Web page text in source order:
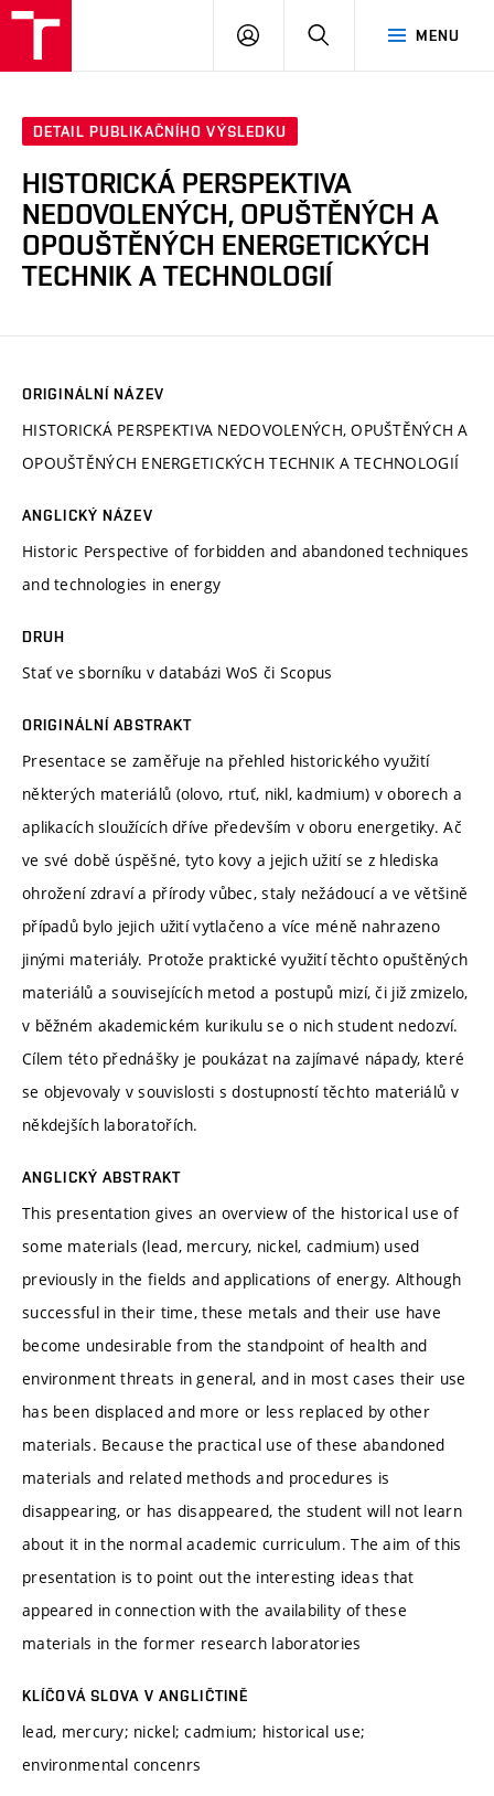
MENU
PŘIHLÁSIT
DETAIL PUBLIKAČNÍHO VÝSLEDKU
HISTORICKÁ PERSPEKTIVA
NEDOVOLENÝCH, OPUŠTĚNÝCH A
OPOUŠTĚNÝCH ENERGETICKÝCH
TECHNIK A TECHNOLOGIÍ
ORIGINÁLNÍ NÁZEV
HISTORICKÁ PERSPEKTIVA NEDOVOLENÝCH, OPUŠTĚNÝCH A
OPOUŠTĚNÝCH ENERGETICKÝCH TECHNIK A TECHNOLOGIÍ
ANGLICKÝ NÁZEV
Historic Perspective of forbidden and abandoned techniques
and technologies in energy
DRUH
Stať ve sborníku v databázi WoS či Scopus
ORIGINÁLNÍ ABSTRAKT
Presentace se zaměřuje na přehled historického využití
některých materiálů (olovo, rtuť, nikl, kadmium) v oborech a
aplikacích sloužících dříve především v oboru energetiky. Ač
ve své době úspěšné, tyto kovy a jejich užití se z hlediska
ohrožení zdraví a přírody vůbec, staly nežádoucí a ve většině
případů bylo jejich užití vytlačeno a více méně nahrazeno
jinými materiály. Protože praktické využití těchto opuštěných
materiálů a souvisejících metod a postupů mizí, či již zmizelo,
v běžném akademickém kurikulu se o nich student nedozví.
Cílem této přednášky je poukázat na zajímavé nápady, které
se objevovaly v souvislosti s dostupností těchto materiálů v
někdejších laboratořích.
ANGLICKÝ ABSTRAKT
This presentation gives an overview of the historical use of
some materials (lead, mercury, nickel, cadmium) used
previously in the fields and applications of energy. Although
successful in their time, these metals and their use have
become undesirable from the standpoint of health and
environment threats in general, and in most cases their use
has been displaced and more or less replaced by other
materials. Because the practical use of these abandoned
materials and related methods and procedures is
disappearing, or has disappeared, the student will not learn
about it in the normal academic curriculum. The aim of this
presentation is to point out the interesting ideas that
appeared in connection with the availability of these
materials in the former research laboratories
KLÍČOVÁ SLOVA V ANGLIČTINĚ
lead, mercury; nickel; cadmium; historical use;
environmental concenrs